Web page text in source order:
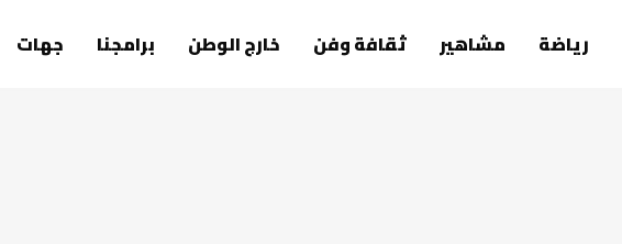
رياضة مشاهير ثقافة وفن خارج الوطن برامجنا جهات